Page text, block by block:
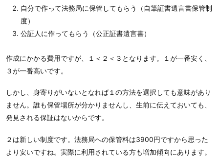
自分で作って法務局に保管してもらう（自筆証書遺言書保管制
度）
公証人に作ってもらう（公正証書遺言書）
作成にかかる費用ですが、１＜２＜３となります。１が一番安く、
３が一番高いです。
しかし、身寄りがいないとなれば１の方法を選択しても意味があり
ません。誰も保管場所が分かりませんし、生前に伝えておいても、
発見される保証はないからです。
２は新しい制度です。法務局への保管料は3900円ですから思った
より安いですね。実際に利用されている方も増加傾向にあります。